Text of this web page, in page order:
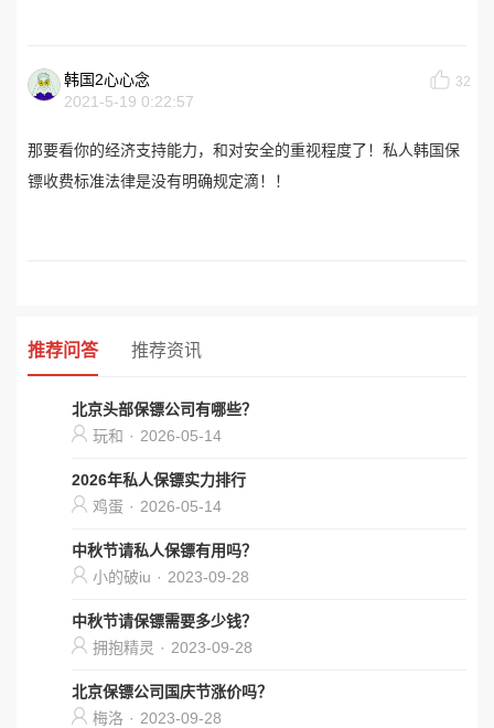
韩国2心心念
2021-5-19 0:22:57
32
那要看你的经济支持能力，和对安全的重视程度了！私人韩国保
镖收费标准法律是没有明确规定滴！！
推荐问答 推荐资讯
北京头部保镖公司有哪些？
玩和 · 2026-05-14
2026年私人保镖实力排行
鸡蛋 · 2026-05-14
中秋节请私人保镖有用吗？
小的破iu · 2023-09-28
中秋节请保镖需要多少钱？
拥抱精灵 · 2023-09-28
北京保镖公司国庆节涨价吗？
梅洛 · 2023-09-28